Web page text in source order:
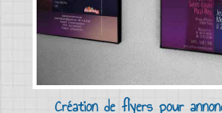
Création de flyers pour